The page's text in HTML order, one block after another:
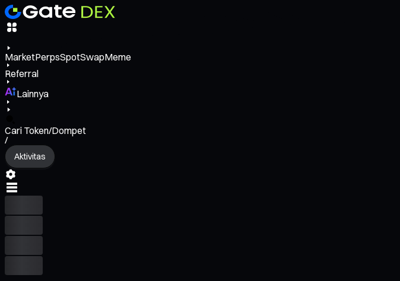
MarketPerpsSpotSwapMeme
Referral
Lainnya
Cari Token/Dompet
/
Aktivitas